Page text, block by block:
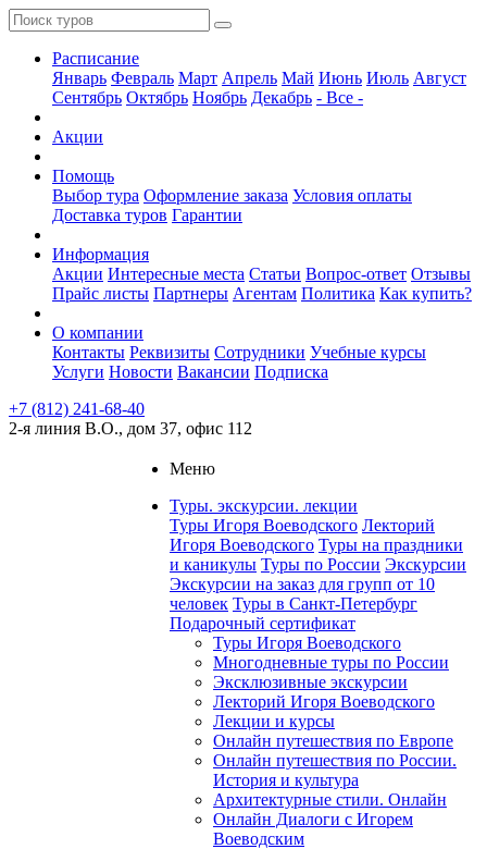
Расписание
Январь Февраль Март Апрель Май Июнь Июль Август
Сентябрь Октябрь Ноябрь Декабрь - Все -
Акции
Помощь
Выбор тура Оформление заказа Условия оплаты
Доставка туров Гарантии
Информация
Акции Интересные места Статьи Вопрос-ответ Отзывы
Прайс листы Партнеры Агентам Политика Как купить?
О компании
Контакты Реквизиты Сотрудники Учебные курсы
Услуги Новости Вакансии Подписка
+7 (812) 241-68-40
2-я линия В.О., дом 37, офис 112
Меню
Туры. экскурсии. лекции
Туры Игоря Воеводского Лекторий
Игоря Воеводского Туры на праздники
и каникулы Туры по России Экскурсии
Экскурсии на заказ для групп от 10
человек Туры в Санкт-Петербург
Подарочный сертификат
Туры Игоря Воеводского
Многодневные туры по России
Эксклюзивные экскурсии
Лекторий Игоря Воеводского
Лекции и курсы
Онлайн путешествия по Европе
Онлайн путешествия по России.
История и культура
Архитектурные стили. Онлайн
Онлайн Диалоги с Игорем
Воеводским